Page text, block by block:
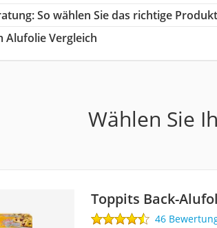
: So wählen Sie das richtige
Alufolie Vergleich
Wählen Sie
Toppits Back-
46